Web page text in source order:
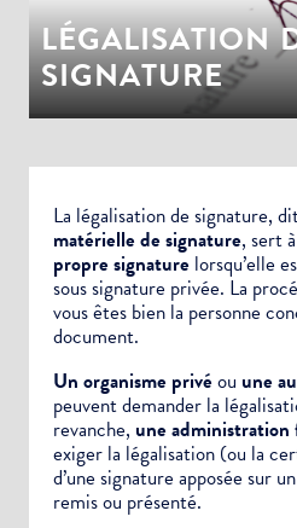
LÉGALISATION
SIGNATURE
La légalisation de signature,
matérielle de signature, sert
propre signature lorsqu’elle
sous signature privée. La
vous êtes bien la personne
document.
Un organisme privéou une
peuvent demander la
revanche, une administration
exiger la légalisation (ou la
d’une signature apposée sur
remis ou présenté.